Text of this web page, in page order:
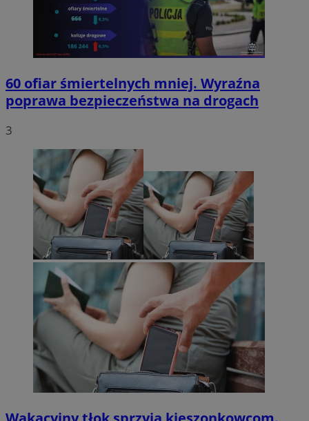
60 ofiar śmiertelnych mniej. Wyraźna
poprawa bezpieczeństwa na drogach
3